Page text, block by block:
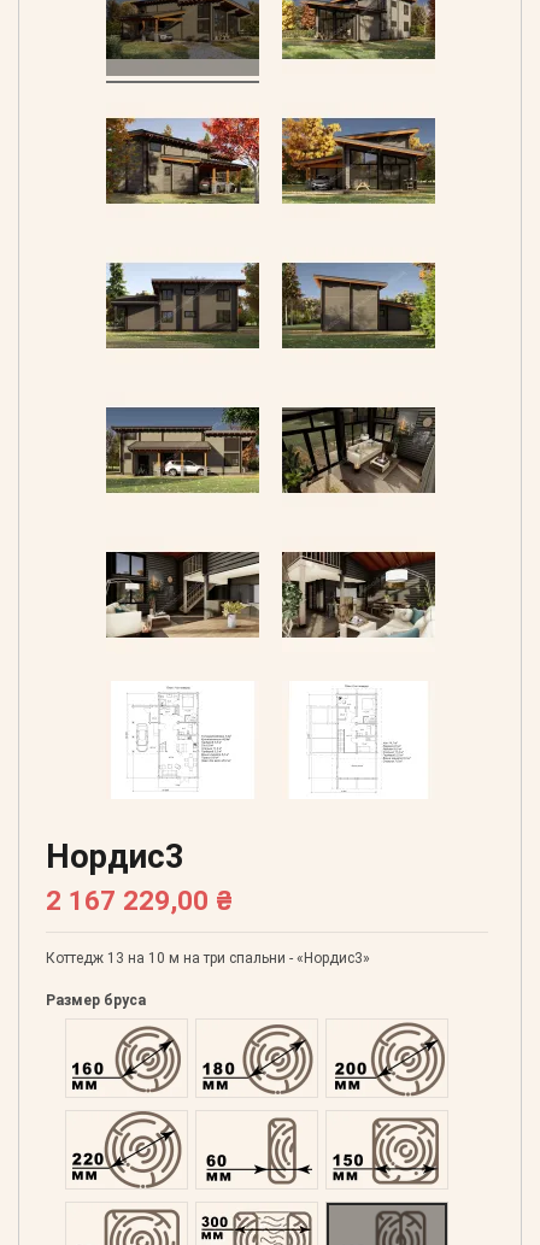
Нордис3
2 167 229,00 ₴
Коттедж 13 на 10 м на три спальни - «Нордис3»
Размер бруса
Оцилиндрованний 160Оцилиндрованний 180Оцилиндрованний
Оцилиндрованний 220Профилированний 60Профилированний
Профилированний 200Двойной 300 Клееный 120